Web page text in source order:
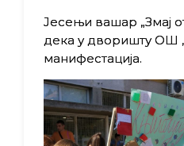
Јесењи вашар „Змај
дека у дворишту ОШ
манифестација.